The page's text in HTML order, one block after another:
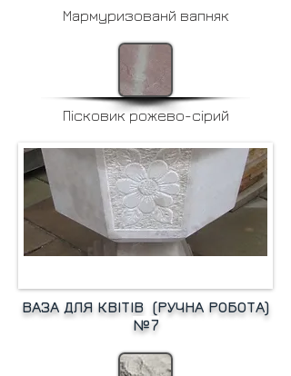
Мармуризованй вапняк
Пісковик рожево-сірий
ВАЗА ДЛЯ КВІТІВ (РУЧНА РОБОТА)
№7